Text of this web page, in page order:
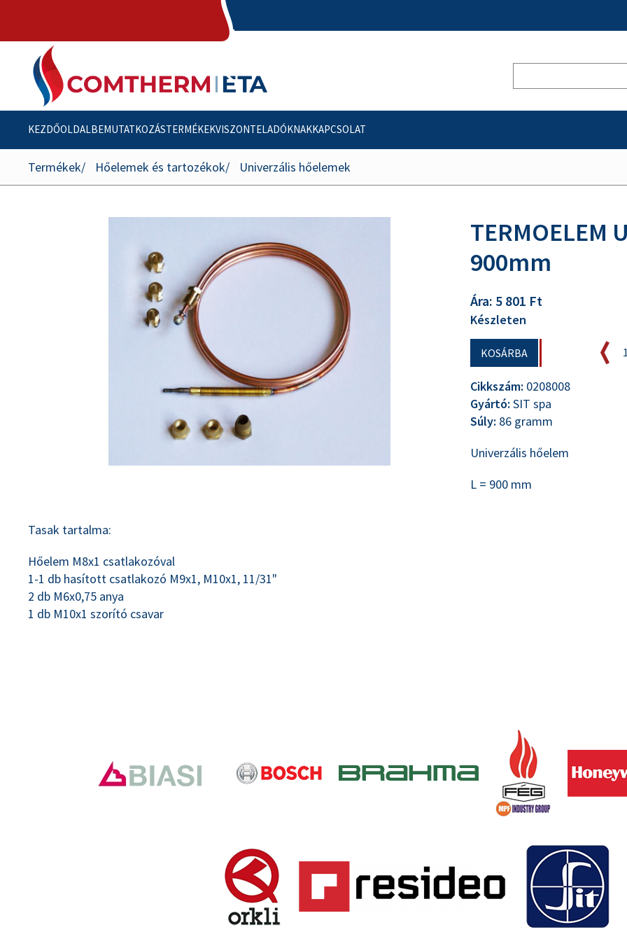
KEZDŐOLDALBEMUTATKOZÁSTERMÉKEKVISZONTELADÓKNAKKAPCSOLAT
Termékek Hőelemek és tartozékok Univerzális hőelemek
TERMOELEM
900mm
Ára: 5 801 Ft
Készleten
KOSÁRBA
Cikkszám: 0208008
Gyártó: SIT spa
Súly: 86 gramm
Univerzális hőelem
L = 900 mm
Tasak tartalma:
Hőelem M8x1 csatlakozóval
1-1 db hasított csatlakozó M9x1, M10x1, 11/31"
2 db M6x0,75 anya
1 db M10x1 szorító csavar